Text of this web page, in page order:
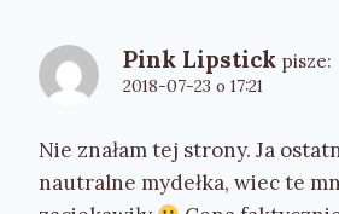
Pink Lipstick pisze:
2018-07-23 o 17:21
Nie znałam tej strony. Ja
nautralne mydełka, wiec te